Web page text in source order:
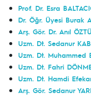
Prof. Dr. Esra
Dr. Öğr. Üyesi Burak
Arş. Gör. Dr. Anıl
Uzm. Dt. Sedanur
Uzm. Dt. Muhammed
Uzm. Dt. Fahri
Uzm. Dt. Hamdi
Arş. Gör. Sedanur